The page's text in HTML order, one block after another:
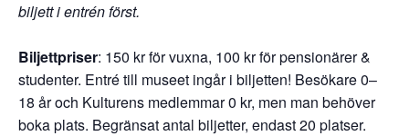
biljett i entrén först.
Biljettpriser: 150 kr för vuxna, 100 kr för pensionärer &
studenter. Entré till museet ingår i biljetten! Besökare 0–
18 år och Kulturens medlemmar 0 kr, men man behöver
boka plats. Begränsat antal biljetter, endast 20 platser.